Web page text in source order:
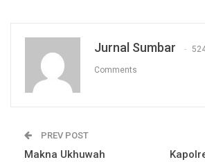
Jurnal Sumbar
Comments
PREV POST
Makna Ukhuwah